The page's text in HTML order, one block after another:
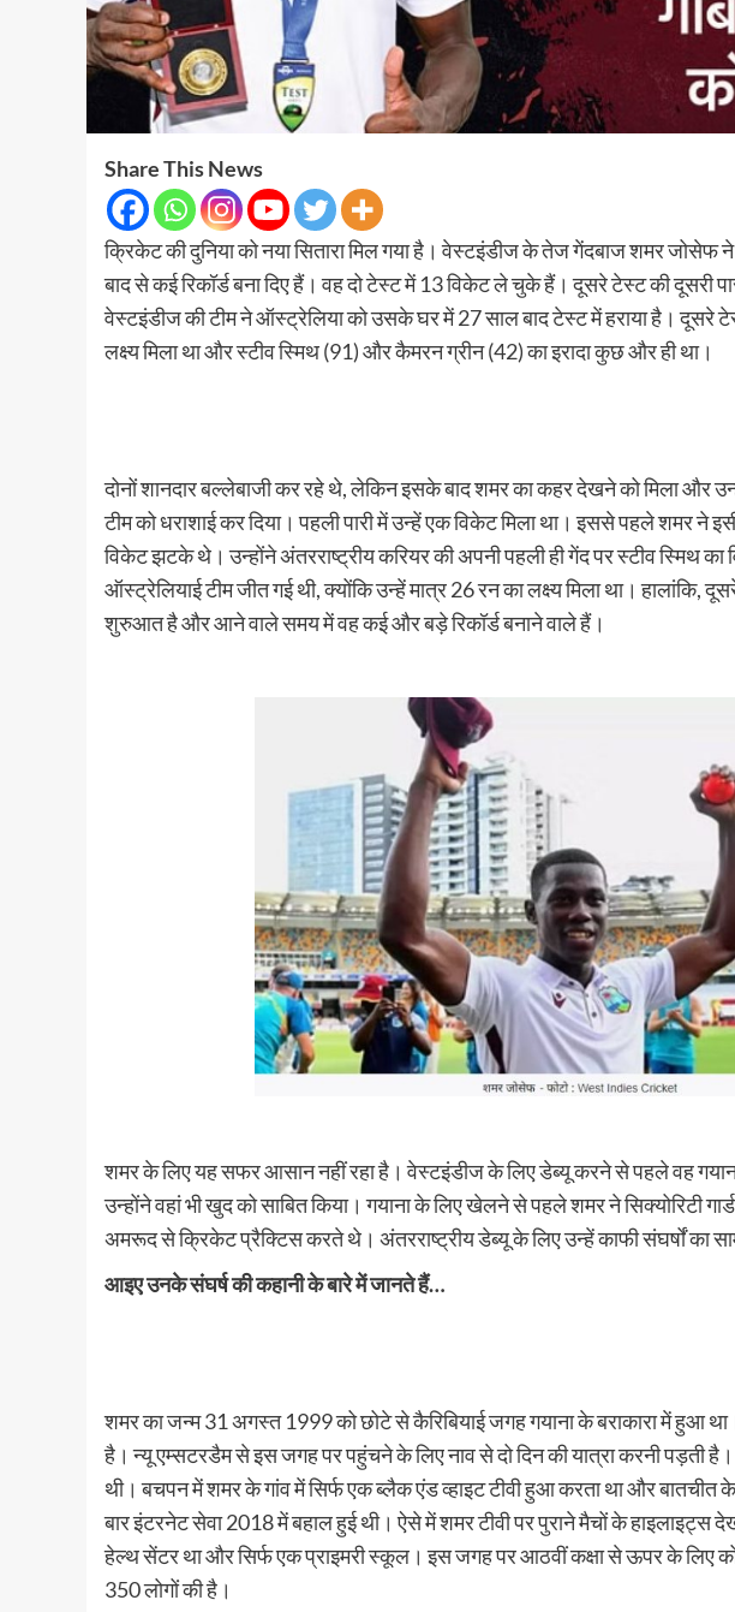
Share This News
क्रिकेट की दुनिया को नया सितारा मिल गया है। वेस्टइंडीज के तेज गेंदबाज शमर
बाद से कई रिकॉर्ड बना दिए हैं। वह दो टेस्ट में 13 विकेट ले चुके हैं। दूसरे टेस्ट की दूसरी
वेस्टइंडीज की टीम ने ऑस्ट्रेलिया को उसके घर में 27 साल बाद टेस्ट में हराया है। दूसरे
लक्ष्य मिला था और स्टीव स्मिथ (91) और कैमरन ग्रीन (42) का इरादा कुछ और ही था।
दोनों शानदार बल्लेबाजी कर रहे थे, लेकिन इसके बाद शमर का कहर देखने को मिला और
टीम को धराशाई कर दिया। पहली पारी में उन्हें एक विकेट मिला था। इससे पहले शमर ने
विकेट झटके थे। उन्होंने अंतरराष्ट्रीय करियर की अपनी पहली ही गेंद पर स्टीव स्मिथ का
ऑस्ट्रेलियाई टीम जीत गई थी, क्योंकि उन्हें मात्र 26 रन का लक्ष्य मिला था। हालांकि,
शुरुआत है और आने वाले समय में वह कई और बड़े रिकॉर्ड बनाने वाले हैं।
शमर के लिए यह सफर आसान नहीं रहा है। वेस्टइंडीज के लिए डेब्यू करने से पहले वह
उन्होंने वहां भी खुद को साबित किया। गयाना के लिए खेलने से पहले शमर ने सिक्योरिटी
अमरूद से क्रिकेट प्रैक्टिस करते थे। अंतरराष्ट्रीय डेब्यू के लिए उन्हें काफी संघर्षों का
आइए उनके संघर्ष की कहानी के बारे में जानते हैं…
शमर का जन्म 31 अगस्त 1999 को छोटे से कैरिबियाई जगह गयाना के बराकारा में हुआ
है। न्यू एम्सटरडैम से इस जगह पर पहुंचने के लिए नाव से दो दिन की यात्रा करनी पड़ती
थी। बचपन में शमर के गांव में सिर्फ एक ब्लैक एंड व्हाइट टीवी हुआ करता था और बातचीत
बार इंटरनेट सेवा 2018 में बहाल हुई थी। ऐसे में शमर टीवी पर पुराने मैचों के हाइलाइट्स
हेल्थ सेंटर था और सिर्फ एक प्राइमरी स्कूल। इस जगह पर आठवीं कक्षा से ऊपर के लिए
350 लोगों की है।